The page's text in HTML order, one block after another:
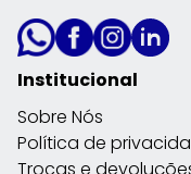
Institucional
Sobre Nós
Política de